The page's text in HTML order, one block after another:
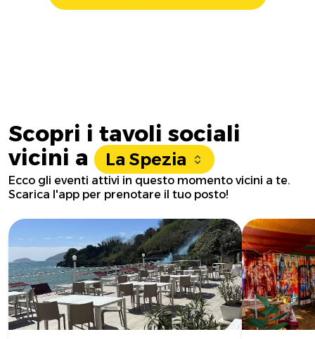
Scopri i tavoli sociali
vicini a
La Spezia
Ecco gli eventi attivi in questo momento vicini a te.
Scarica l'app per prenotare il tuo posto!